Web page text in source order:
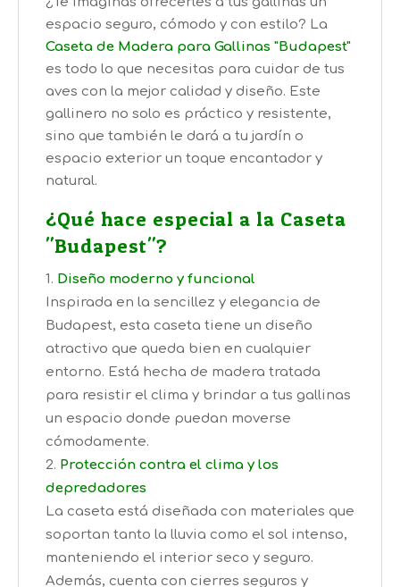
espacio seguro, cómodo y con estilo? La
Caseta de Madera para Gallinas "Budapest"
es todo lo que necesitas para cuidar de tus
aves con la mejor calidad y diseño. Este
gallinero no solo es práctico y resistente,
sino que también le dará a tu jardín o
espacio exterior un toque encantador y
natural.
¿Qué hace especial a la Caseta
"Budapest"?
Diseño moderno y funcional
Inspirada en la sencillez y elegancia de
Budapest, esta caseta tiene un diseño
atractivo que queda bien en cualquier
entorno. Está hecha de madera tratada
para resistir el clima y brindar a tus gallinas
un espacio donde puedan moverse
cómodamente.
Protección contra el clima y los
depredadores
La caseta está diseñada con materiales que
soportan tanto la lluvia como el sol intenso,
manteniendo el interior seco y seguro.
Además, cuenta con cierres seguros y